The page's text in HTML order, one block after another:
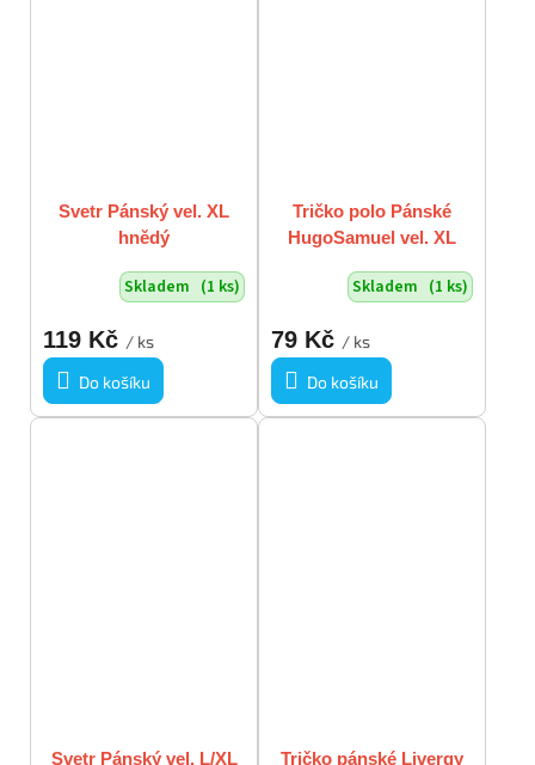
Svetr Pánský vel. XL
hnědý
Skladem (1 ks)
119 Kč / ks
Do košíku
Tričko polo Pánské
HugoSamuel vel. XL
Skladem (1 ks)
79 Kč / ks
Do košíku
Svetr Pánský vel. L/XL
Tričko pánské Livergy